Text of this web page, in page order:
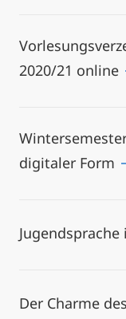
2020/21 online
digitaler Form
Der Charme